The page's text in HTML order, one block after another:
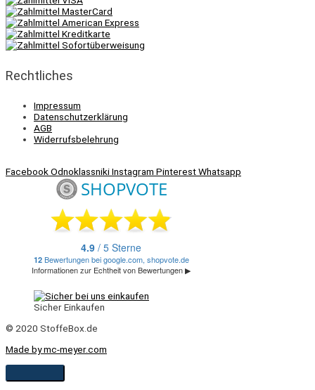
Rechtliches
Impressum
Datenschutzerklärung
AGB
Widerrufsbelehrung
FacebookOdnoklassnikiInstagram PinterestWhatsapp
Sicher Einkaufen
© 2020 StoffeBox.de
Made by mc-meyer.com